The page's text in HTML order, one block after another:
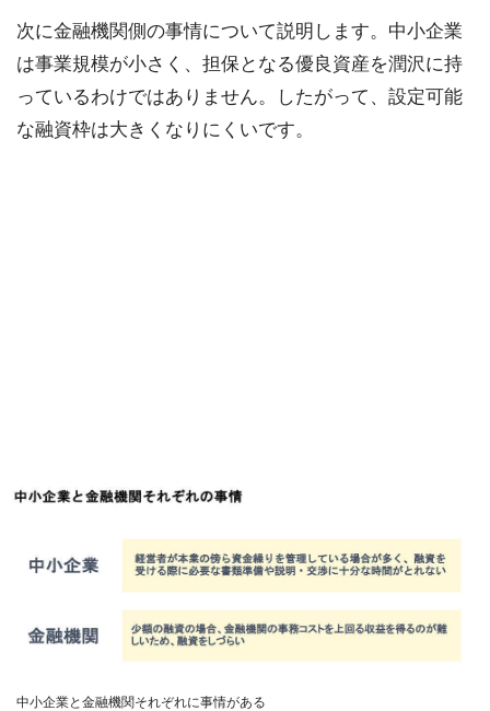
次に金融機関側の事情について説明します。中小企業
は事業規模が小さく、担保となる優良資産を潤沢に持
っているわけではありません。したがって、設定可能
な融資枠は大きくなりにくいです。
中小企業と金融機関それぞれに事情がある